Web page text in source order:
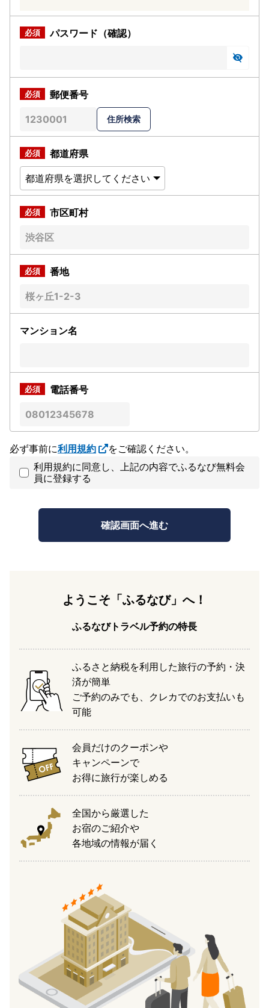
パスワード（確認）
郵便番号
都道府県
市区町村
番地
マンション名
電話番号
必ず事前に利用規約
をご確認ください。
利用規約に同意し、上記の内容でふるなび無料会
員に登録する
ようこそ「ふるなび」へ！
ふるなびトラベル予約の特長
ふるさと納税を利用した旅行の予約・決
済が簡単
ご予約のみでも、クレカでのお支払いも
可能
会員だけのクーポンや
キャンペーンで
お得に旅行が楽しめる
全国から厳選した
お宿のご紹介や
各地域の情報が届く